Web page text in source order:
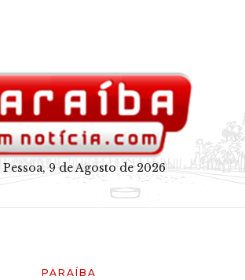
Pessoa, 9 de Agosto de 2026
PARAÍBA